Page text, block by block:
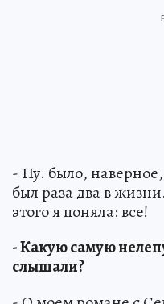
- Ну. было,
был раза два в
этого я поняла: все!
- Какую самую
слышали?